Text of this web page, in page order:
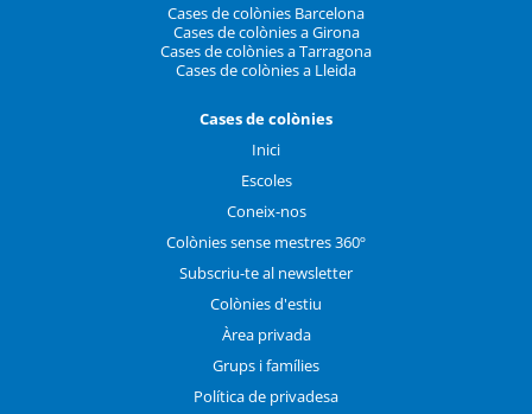
Cases de colònies Barcelona
Cases de colònies a Girona
Cases de colònies a Tarragona
Cases de colònies a Lleida
Cases de colònies
Inici
Escoles
Coneix-nos
Colònies sense mestres 360º
Subscriu-te al newsletter
Colònies d'estiu
Àrea privada
Grups i famílies
Política de privadesa